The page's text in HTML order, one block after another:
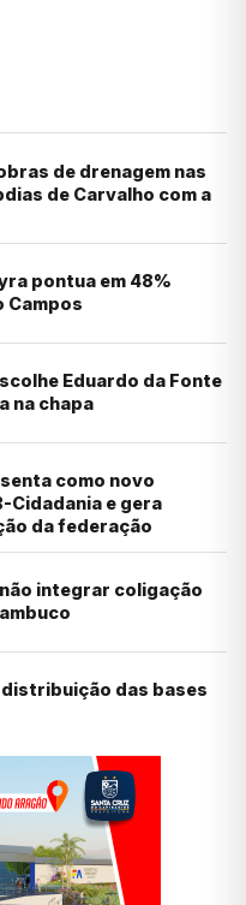
de drenagem nas
de Carvalho com a
pontua em 48%
Campos
Eduardo da Fonte
na chapa
como novo
Cidadania e gera
da federação
integrar coligação
das bases